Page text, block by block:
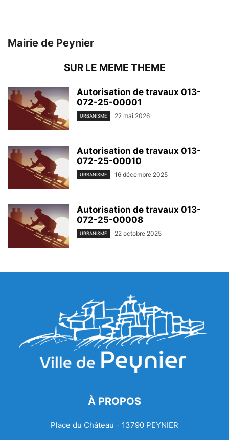
Mairie de Peynier
SUR LE MEME THEME
Autorisation de travaux 013-
072-25-00001
URBANISME 22 mai 2026
Autorisation de travaux 013-
072-25-00010
URBANISME 16 décembre 2025
Autorisation de travaux 013-
072-25-00008
URBANISME 22 octobre 2025
À PROPOS
Place du Château - 13790 PEYNIER